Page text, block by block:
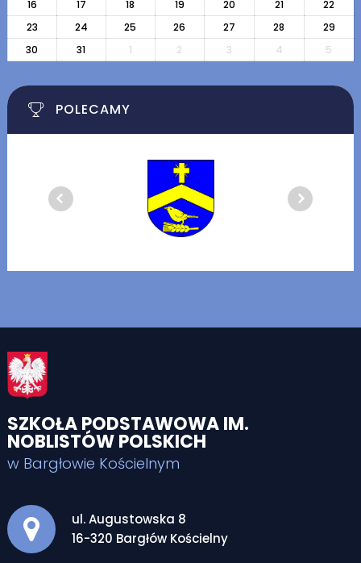
16
17 18 19 20 21
22
23
24 25 26 27 28
29
30
31 1 2 3 4 5
POLECAMY
SZKOŁA PODSTAWOWA IM.
NOBLISTÓW POLSKICH
w Bargłowie Kościelnym
Adres pocztowy:
ul. Augustowska 8
16-320 Bargłów Kościelny